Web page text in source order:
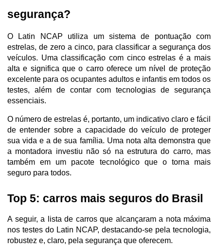
segurança?
O Latin NCAP utiliza um sistema de pontuação com
estrelas, de zero a cinco, para classificar a segurança dos
veículos. Uma classificação com cinco estrelas é a mais
alta e significa que o carro oferece um nível de proteção
excelente para os ocupantes adultos e infantis em todos os
testes, além de contar com tecnologias de segurança
essenciais.
O número de estrelas é, portanto, um indicativo claro e fácil
de entender sobre a capacidade do veículo de proteger
sua vida e a de sua família. Uma nota alta demonstra que
a montadora investiu não só na estrutura do carro, mas
também em um pacote tecnológico que o torna mais
seguro para todos.
Top 5: carros mais seguros do Brasil
A seguir, a lista de carros que alcançaram a nota máxima
nos testes do Latin NCAP, destacando-se pela tecnologia,
robustez e, claro, pela segurança que oferecem.